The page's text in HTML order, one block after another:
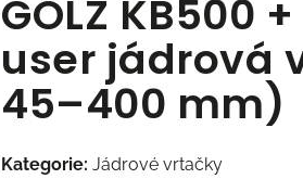
GÖLZ KB500
user jádrová
45–400 mm)
Kategorie: Jádrové vrtačky